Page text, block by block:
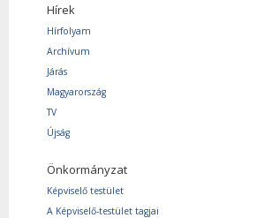
Hírek
Hírfolyam
Archívum
Járás
Magyarország
TV
Újság
Önkormányzat
Képviselő testület
A Képviselő-testület tagjai